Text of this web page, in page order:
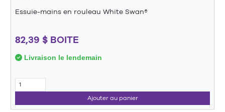
Essuie-mains en rouleau White Swan®
82,39 $ BOITE
Livraison le lendemain
Ajouter au panier